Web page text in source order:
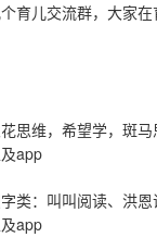
育儿交流群，大家在
思维，希望学，斑
app
类：叫叫阅读、洪
app